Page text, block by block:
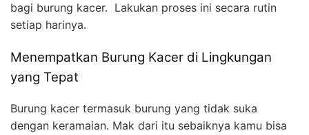
bagi burung kacer. Lakukan proses ini secara rutin
setiap harinya.
Menempatkan Burung Kacer di Lingkungan
yang Tepat
Burung kacer termasuk burung yang tidak suka
dengan keramaian. Mak dari itu sebaiknya kamu bisa